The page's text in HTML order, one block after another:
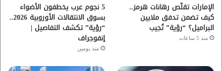
م
الإمارات تقلّص رهانات هرمز..
كيف تضمن تدفق ملايين
البراميل؟ “رؤية” تُجيب
منذ 5 ساعات
5 نجوم عرب يخطفون الأضواء
بسوق الانتقالات الأوروبية 2026..
“رؤية” تكشف التفاصيل |
إنفوجراف
منذ يومين